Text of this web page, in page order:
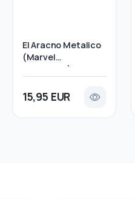
El Aracno Metalico
(Marvel
Collectors)
15,95 EUR